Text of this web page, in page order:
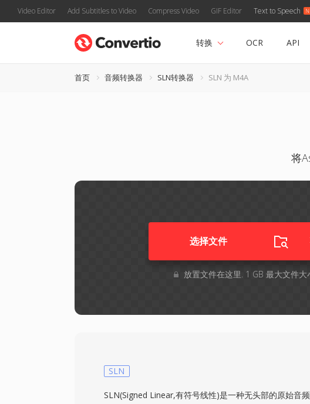
Video Editor Add Subtitles to Video Compress Video GIF Editor Text to Speech
转换 OCR API
首页 音频转换器 SLN转换器 SLN 为 M4A
将
选择文件
放置文件在这里. 1 GB 最大文件大
SLN
SLN(Signed Linear,有符号线性)是一种无头部的原始音